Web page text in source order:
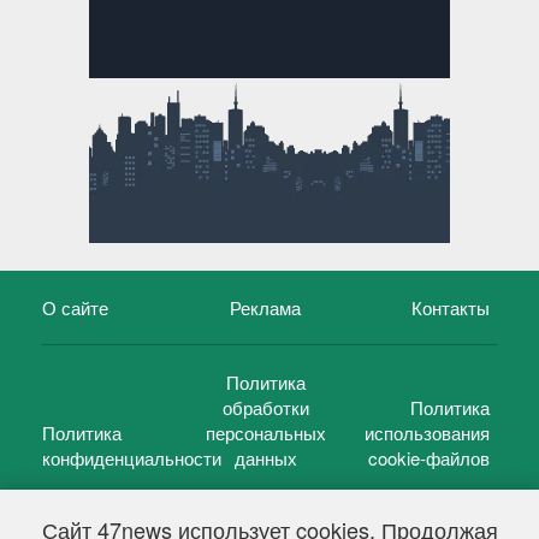
Сайт 47news использует cookies. Продолжая
О сайте Реклама Контакты
Политика
конфиденциальности
Политика
обработки
персональных
данных
Политика
использования
cookie-файлов